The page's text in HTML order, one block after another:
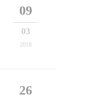
09
03
2018
26